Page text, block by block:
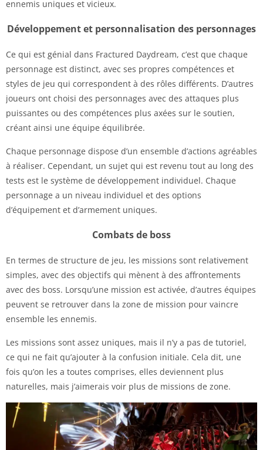
ennemis uniques et vicieux.
Développement et personnalisation des personnages
Ce qui est génial dans Fractured Daydream, c’est que chaque
personnage est distinct, avec ses propres compétences et
styles de jeu qui correspondent à des rôles différents. D’autres
joueurs ont choisi des personnages avec des attaques plus
puissantes ou des compétences plus axées sur le soutien,
créant ainsi une équipe équilibrée.
Chaque personnage dispose d’un ensemble d’actions agréables
à réaliser. Cependant, un sujet qui est revenu tout au long des
tests est le système de développement individuel. Chaque
personnage a un niveau individuel et des options
d’équipement et d’armement uniques.
Combats de boss
En termes de structure de jeu, les missions sont relativement
simples, avec des objectifs qui mènent à des affrontements
avec des boss. Lorsqu’une mission est activée, d’autres équipes
peuvent se retrouver dans la zone de mission pour vaincre
ensemble les ennemis.
Les missions sont assez uniques, mais il n’y a pas de tutoriel,
ce qui ne fait qu’ajouter à la confusion initiale. Cela dit, une
fois qu’on les a toutes comprises, elles deviennent plus
naturelles, mais j’aimerais voir plus de missions de zone.